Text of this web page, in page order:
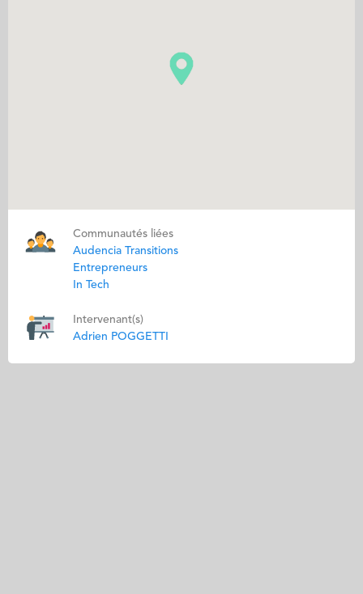
Communautés liées
Audencia Transitions
Entrepreneurs
In Tech
Intervenant(s)
Adrien POGGETTI